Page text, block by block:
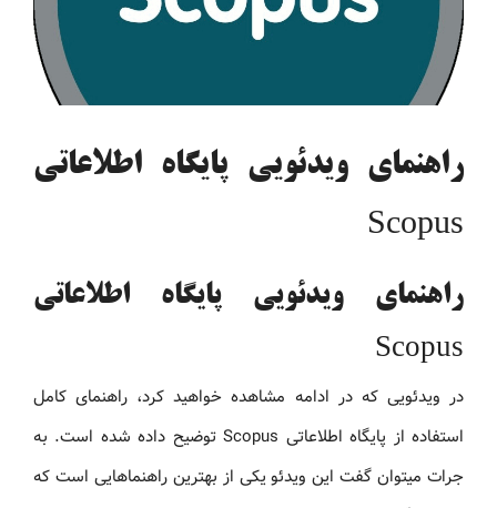
راهنمای ویدئویی پایگاه اطلاعاتی
Scopus
راهنمای ویدئویی پایگاه اطلاعاتی
Scopus
در ویدئویی که در ادامه مشاهده خواهید کرد، راهنمای کامل
استفاده از پایگاه اطلاعاتی Scopus توضیح داده شده است. به
جرات میتوان گفت این ویدئو یکی از بهترین راهنماهایی است که